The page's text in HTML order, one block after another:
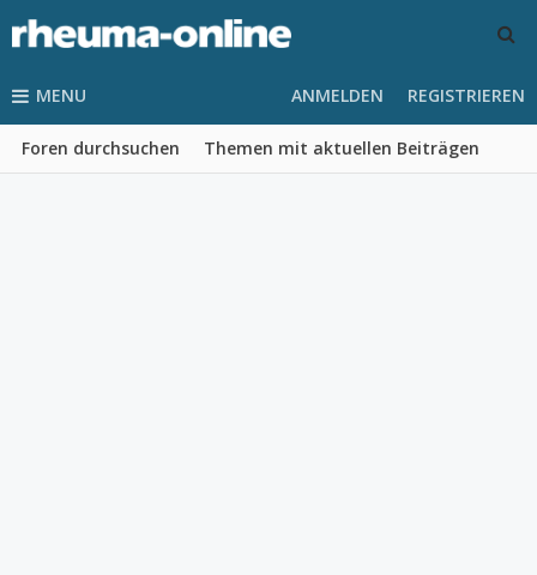
MENU
Foren durchsuchen Themen mit aktuellen Beiträgen
ANMELDEN REGISTRIEREN